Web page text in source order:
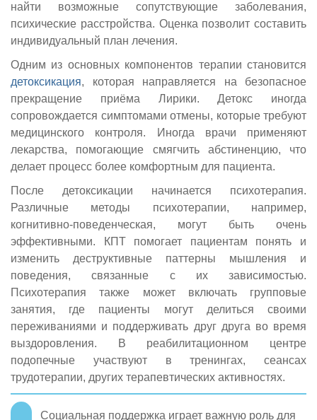
найти возможные сопутствующие заболевания,
психические расстройства. Оценка позволит составить
индивидуальный план лечения.
Одним из основных компонентов терапии становится
детоксикация, которая направляется на безопасное
прекращение приёма Лирики. Детокс иногда
сопровождается симптомами отмены, которые требуют
медицинского контроля. Иногда врачи применяют
лекарства, помогающие смягчить абстиненцию, что
делает процесс более комфортным для пациента.
После детоксикации начинается психотерапия.
Различные методы психотерапии, например,
когнитивно-поведенческая, могут быть очень
эффективными. КПТ помогает пациентам понять и
изменить деструктивные паттерны мышления и
поведения, связанные с их зависимостью.
Психотерапия также может включать групповые
занятия, где пациенты могут делиться своими
переживаниями и поддерживать друг друга во время
выздоровления. В реабилитационном центре
подопечные участвуют в тренингах, сеансах
трудотерапии, других терапевтических активностях.
Социальная поддержка играет важную роль для